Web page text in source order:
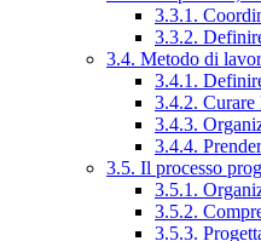
3.3.1.
3.3.2.
3.4. Metodo di
3.4.1.
3.4.2. Curare
3.4.3.
3.4.4.
3.5. Il processo
3.5.1.
3.5.2.
3.5.3.